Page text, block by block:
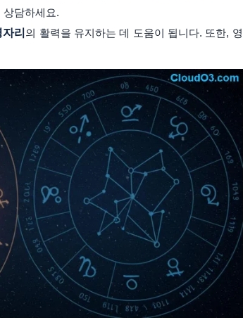
담하세요.
리 의 활력을 유지하는 데 도움이 됩니다. 또한, 영